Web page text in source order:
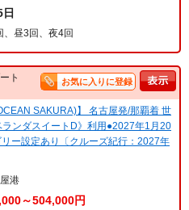
、昼3回、夜4回
ト お気に入りに登録
SAKURA)】 名古屋発/那覇着 世
ンダスイートD》利用●2027年1月20
ー設定あり〔クルーズ紀行：2027年
港
～504,000円